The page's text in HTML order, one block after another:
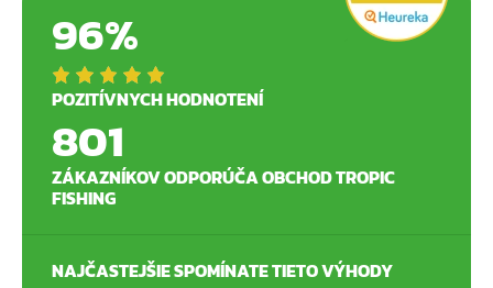
96%
POZITÍVNYCH HODNOTENÍ
801
ZÁKAZNÍKOV ODPORÚČA OBCHOD TROPIC
FISHING
NAJČASTEJŠIE SPOMÍNATE TIETO VÝHODY